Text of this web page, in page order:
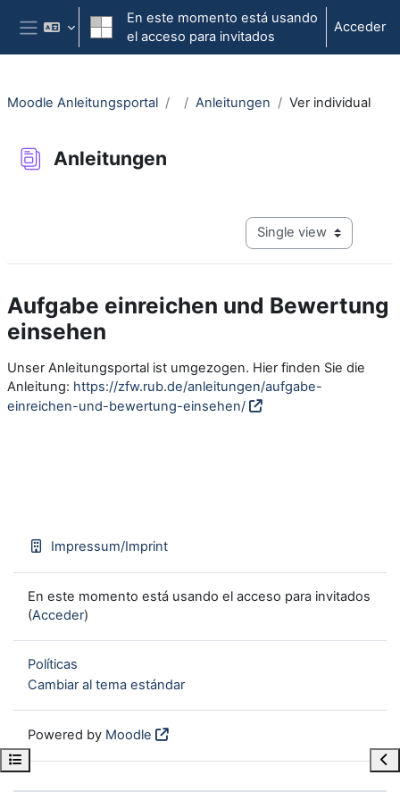
Salta al contenido principal
Panel lateral
En este momento está usando
el acceso para invitados
Acceder
Open course index
Moodle Anleitungsportal Anleitungen Ver individual
Anleitungen
View mode tertiary
Aufgabe einreichen und Bewertung
einsehen
Unser Anleitungsportal ist umgezogen. Hier finden Sie die
Anleitung: https://zfw.rub.de/anleitungen/aufgabe-
einreichen-und-bewertung-einsehen/
Impressum/Imprint
En este momento está usando el acceso para invitados
(Acceder)
Políticas
Cambiar al tema estándar
Powered by Moodle